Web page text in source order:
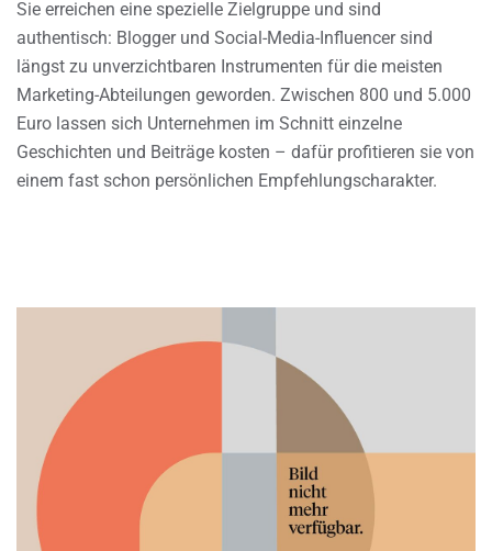
Sie erreichen eine spezielle Zielgruppe und sind
authentisch: Blogger und Social-Media-Influencer sind
längst zu unverzichtbaren Instrumenten für die meisten
Marketing-Abteilungen geworden. Zwischen 800 und 5.000
Euro lassen sich Unternehmen im Schnitt einzelne
Geschichten und Beiträge kosten – dafür profitieren sie von
einem fast schon persönlichen Empfehlungscharakter.